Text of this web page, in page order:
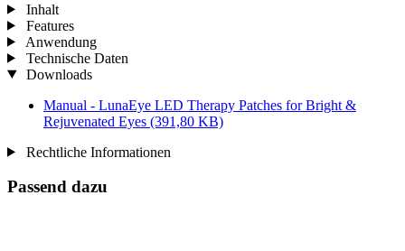
Inhalt
Features
Anwendung
Technische Daten
Downloads
Manual - LunaEye LED Therapy Patches for Bright &
Rejuvenated Eyes (391,80 KB)
Rechtliche Informationen
Passend dazu